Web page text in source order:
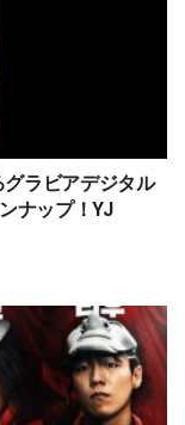
グラビアデジタル
ナップ！YJ